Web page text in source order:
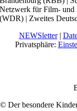
Netzwerk für Film- und
(WDR) | Zweites
NEWSletter|
Privatsphäre:
© Der besondere